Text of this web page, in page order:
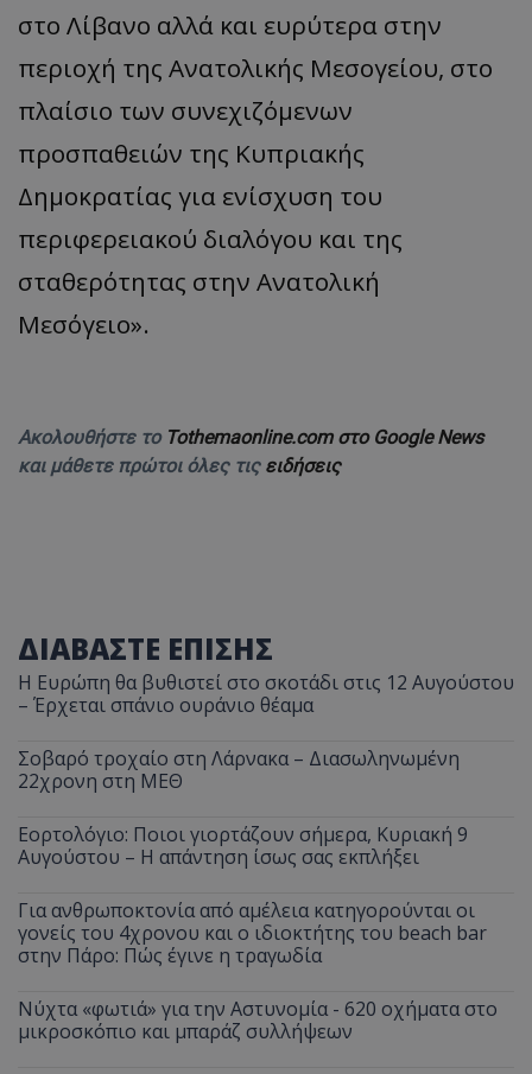
στο Λίβανο αλλά και ευρύτερα στην
περιοχή της Ανατολικής Μεσογείου, στο
πλαίσιο των συνεχιζόμενων
προσπαθειών της Κυπριακής
Δημοκρατίας για ενίσχυση του
περιφερειακού διαλόγου και της
σταθερότητας στην Ανατολική
Μεσόγειο».
Ακολουθήστε το Tothemaonline.com στο Google News
και μάθετε πρώτοι όλες τις ειδήσεις
ΔΙΑΒΑΣΤΕ ΕΠΙΣΗΣ
Η Ευρώπη θα βυθιστεί στο σκοτάδι στις 12 Αυγούστου
– Έρχεται σπάνιο ουράνιο θέαμα
Σοβαρό τροχαίο στη Λάρνακα – Διασωληνωμένη
22χρονη στη ΜΕΘ
Εορτολόγιο: Ποιοι γιορτάζουν σήμερα, Κυριακή 9
Αυγούστου – Η απάντηση ίσως σας εκπλήξει
Για ανθρωποκτονία από αμέλεια κατηγορούνται οι
γονείς του 4χρονου και ο ιδιοκτήτης του beach bar
στην Πάρο: Πώς έγινε η τραγωδία
Νύχτα «φωτιά» για την Αστυνομία - 620 οχήματα στο
μικροσκόπιο και μπαράζ συλλήψεων